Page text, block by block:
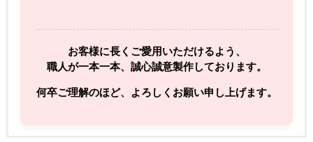
お客様に長くご愛用いただけるよう、
職人が一本一本、誠心誠意製作しております。
何卒ご理解のほど、よろしくお願い申し上げます。